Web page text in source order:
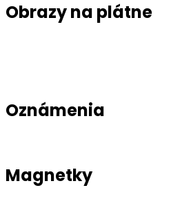
Obrazy na plátne
Oznámenia
Magnetky